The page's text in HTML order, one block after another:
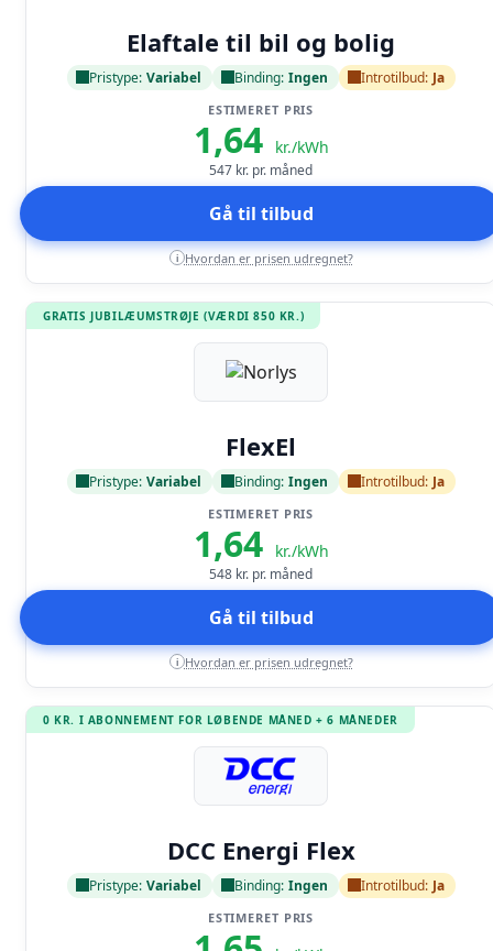
Elaftale til bil og bolig
Pristype: Variabel Binding: Ingen Introtilbud: Ja
ESTIMERET PRIS
1,64 kr./kWh
547 kr. pr. måned
Gå til tilbud
i Hvordan er prisen udregnet?
GRATIS JUBILÆUMSTRØJE (VÆRDI 850 KR.)
FlexEl
Pristype: Variabel Binding: Ingen Introtilbud: Ja
ESTIMERET PRIS
1,64 kr./kWh
548 kr. pr. måned
Gå til tilbud
i Hvordan er prisen udregnet?
0 KR. I ABONNEMENT FOR LØBENDE MÅNED + 6 MÅNEDER
DCC Energi Flex
Pristype: Variabel Binding: Ingen Introtilbud: Ja
ESTIMERET PRIS